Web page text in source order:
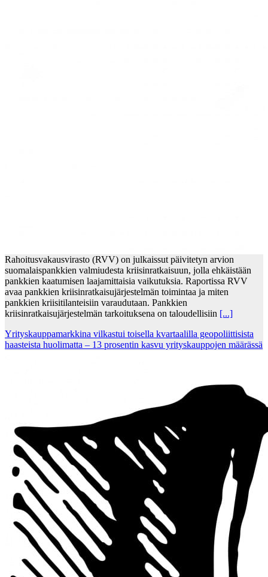
Rahoitusvakausvirasto (RVV) on julkaissut päivitetyn arvion
suomalaispankkien valmiudesta kriisinratkaisuun, jolla ehkäistään
pankkien kaatumisen laajamittaisia vaikutuksia. Raportissa RVV
avaa pankkien kriisinratkaisujärjestelmän toimintaa ja miten
pankkien kriisitilanteisiin varaudutaan. Pankkien
kriisinratkaisujärjestelmän tarkoituksena on taloudellisiin [...]
Yrityskauppamarkkina vilkastui toisella kvartaalilla geopoliittisista
haasteista huolimatta – 13 prosentin kasvu yrityskauppojen määrässä